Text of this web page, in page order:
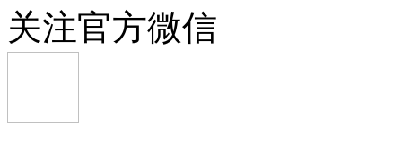
关注官方微信